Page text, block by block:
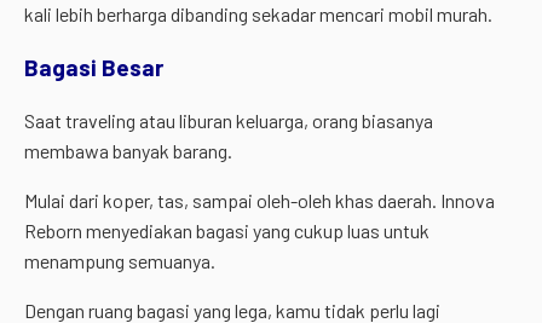
kali lebih berharga dibanding sekadar mencari mobil murah.
Bagasi Besar
Saat traveling atau liburan keluarga, orang biasanya
membawa banyak barang.
Mulai dari koper, tas, sampai oleh-oleh khas daerah. Innova
Reborn menyediakan bagasi yang cukup luas untuk
menampung semuanya.
Dengan ruang bagasi yang lega, kamu tidak perlu lagi